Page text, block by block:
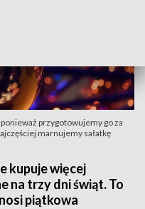
przygotowujemy go za
marnujemy sałatkę
kupuje więcej
na trzy dni świąt. To
piątkowa